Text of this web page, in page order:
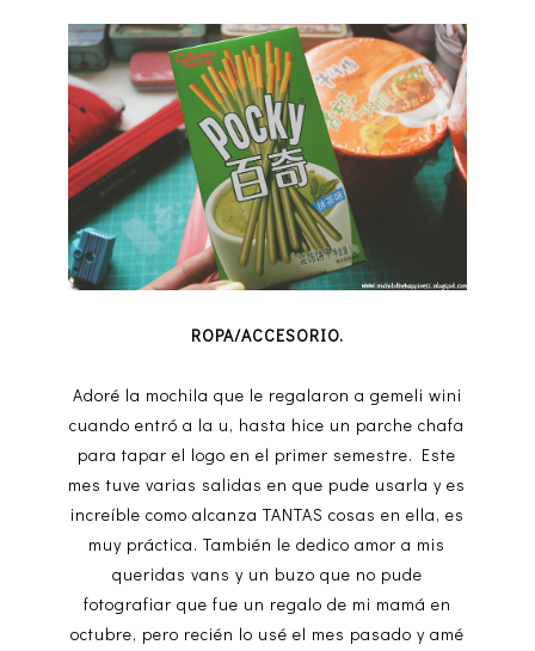
ROPA/ACCESORIO.
Adoré la mochila que le regalaron a gemeli wini
cuando entró a la u, hasta hice un parche chafa
para tapar el logo en el primer semestre. Este
mes tuve varias salidas en que pude usarla y es
increíble como alcanza TANTAS cosas en ella, es
muy práctica. También le dedico amor a mis
queridas vans y un buzo que no pude
fotografiar que fue un regalo de mi mamá en
octubre, pero recién lo usé el mes pasado y amé